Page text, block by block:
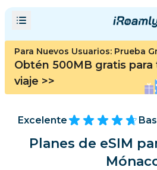
Para Nuevos Usuarios: Prueba
Obtén 500MB gratis
viaje >>
Excelente
Planes de eSIM